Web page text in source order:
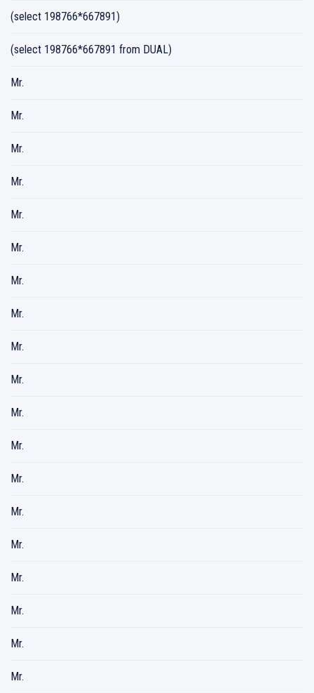
(select 198766*667891)
(select 198766*667891 from DUAL)
Mr.
Mr.
Mr.
Mr.
Mr.
Mr.
Mr.
Mr.
Mr.
Mr.
Mr.
Mr.
Mr.
Mr.
Mr.
Mr.
Mr.
Mr.
Mr.